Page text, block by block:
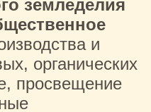
земледелия
и
органических
просвещение